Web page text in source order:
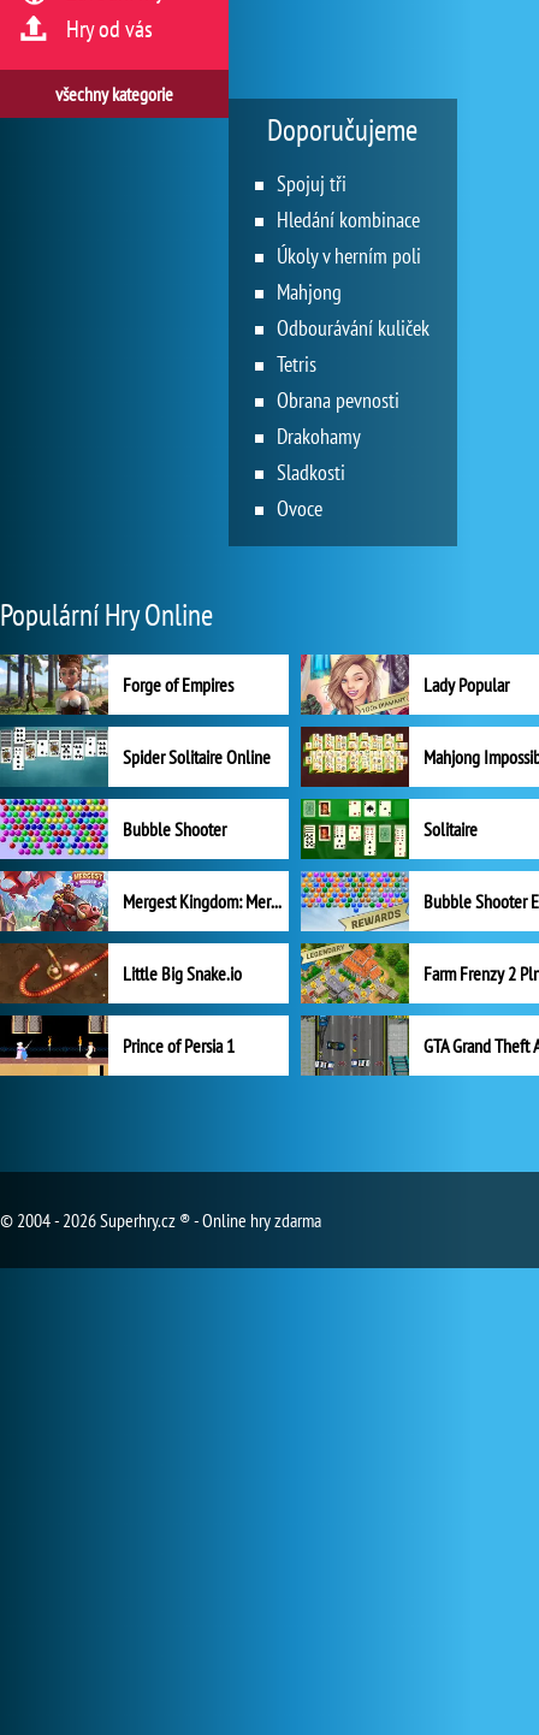
Hry od vás
všechny kategorie
Doporučujeme
Spojuj tři
Hledání kombinace
Úkoly v herním poli
Mahjong
Odbourávání kuliček
Tetris
Obrana pevnosti
Drakohamy
Sladkosti
Ovoce
Populární Hry Online
Forge of Empires Lady Popular
Spider Solitaire Online Mahjong
Bubble Shooter Solitaire
Mergest Kingdom: Merge Puzzle
Little Big Snake.io
Prince of Persia 1 GTA Grand Theft
© 2004 - 2026 Superhry.cz ® - Online hry zdarma